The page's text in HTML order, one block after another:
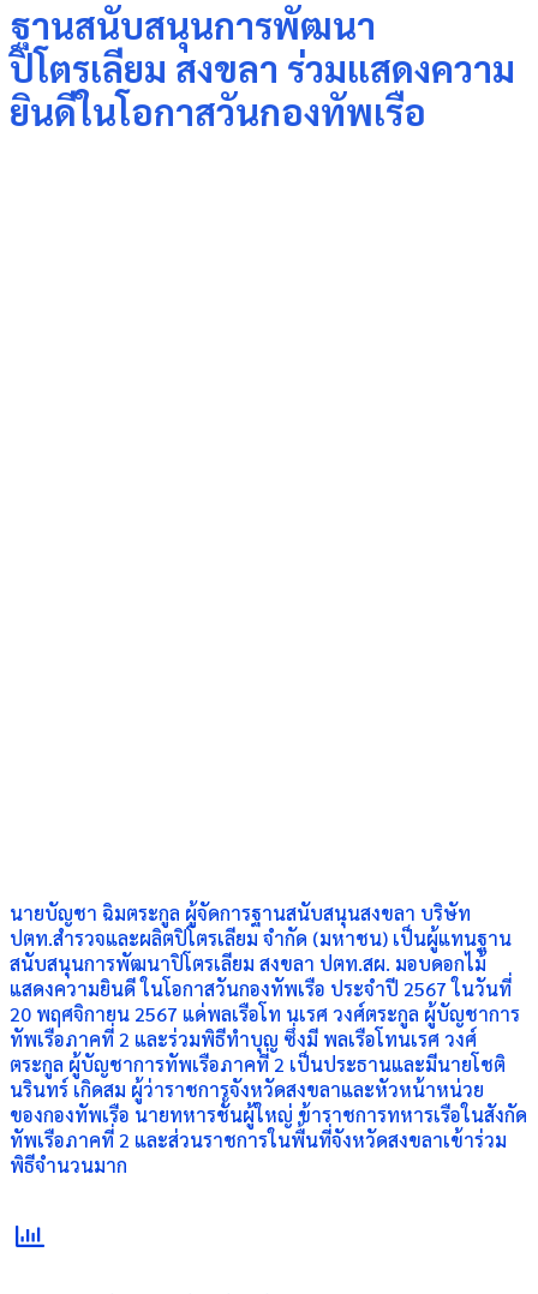
ฐานสนับสนุนการพัฒนา
ปิโตรเลียม สงขลา ร่วมแสดงความ
ยินดีในโอกาสวันกองทัพเรือ
นายบัญชา ฉิมตระกูล ผู้จัดการฐานสนับสนุนสงขลา บริษัท
ปตท.สำรวจและผลิตปิโตรเลียม จำกัด (มหาชน) เป็นผู้แทนฐาน
สนับสนุนการพัฒนาปิโตรเลียม สงขลา ปตท.สผ. มอบดอกไม้
แสดงความยินดี ในโอกาสวันกองทัพเรือ ประจำปี 2567 ในวันที่
20 พฤศจิกายน 2567 แด่พลเรือโท นเรศ วงศ์ตระกูล ผู้บัญชาการ
ทัพเรือภาคที่ 2 และร่วมพิธีทำบุญ ซึ่งมี พลเรือโทนเรศ วงศ์
ตระกูล ผู้บัญชาการทัพเรือภาคที่ 2 เป็นประธานและมีนายโชติ
นรินทร์ เกิดสม ผู้ว่าราชการจังหวัดสงขลาและหัวหน้าหน่วย
ของกองทัพเรือ นายทหารชั้นผู้ใหญ่ ข้าราชการทหารเรือในสังกัด
ทัพเรือภาคที่ 2 และส่วนราชการในพื้นที่จังหวัดสงขลาเข้าร่วม
พิธีจำนวนมาก